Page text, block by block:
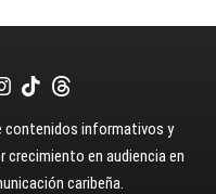
contenidos informativos y
crecimiento en audiencia en
caribeña.